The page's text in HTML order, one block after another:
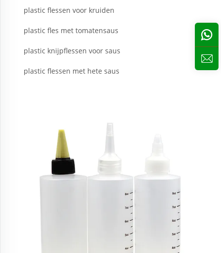
plastic flessen voor kruiden
plastic fles met tomatensaus
plastic knijpflessen voor saus
plastic flessen met hete saus